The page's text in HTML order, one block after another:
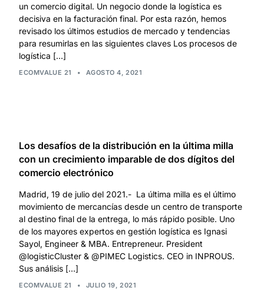
un comercio digital. Un negocio donde la logística es
decisiva en la facturación final. Por esta razón, hemos
revisado los últimos estudios de mercado y tendencias
para resumirlas en las siguientes claves Los procesos de
logística […]
ECOMVALUE 21 • AGOSTO 4, 2021
Los desafíos de la distribución en la última milla
con un crecimiento imparable de dos dígitos del
comercio electrónico
Madrid, 19 de julio del 2021.- La última milla es el último
movimiento de mercancías desde un centro de transporte
al destino final de la entrega, lo más rápido posible. Uno
de los mayores expertos en gestión logística es Ignasi
Sayol, Engineer & MBA. Entrepreneur. President
@logisticCluster & @PIMEC Logistics. CEO in INPROUS.
Sus análisis […]
ECOMVALUE 21 • JULIO 19, 2021